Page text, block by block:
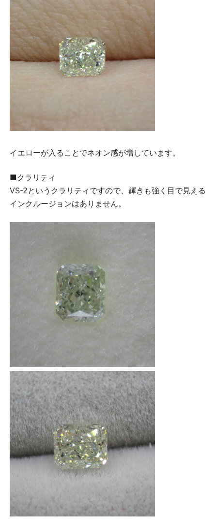
イエローが入ることでネオン感が増しています。
■クラリティ
VS-2というクラリティですので、輝きも強く目で見える
インクルージョンはありません。